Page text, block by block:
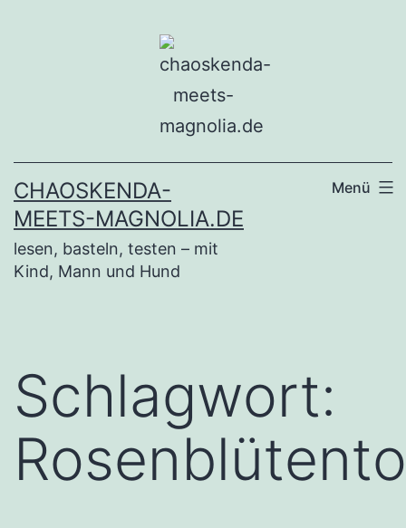
CHAOSKENDA-
MEETS-MAGNOLIA.DE
lesen, basteln, testen – mit
Kind, Mann und Hund
Menü
Schlagwort: